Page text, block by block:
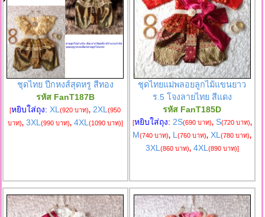
ชุดไทย ปีกหงส์สุดหรู สีทอง
รหัส FanT187B
[หยิบใส่ถุง: XL(920 บาท), 2XL(950
บาท), 3XL (990 บาท), 4XL (1090 บาท)]
ชุดไทยแม่พลอยลูกไม้แขนยาว
ร.5 โจงลายไทย สีแดง
รหัส FanT185D
[หยิบใส่ถุง: 2S(690 บาท), S(720 บาท),
M(740 บาท), L(760 บาท), XL(780 บาท),
3XL (860 บาท), 4XL (890 บาท)]